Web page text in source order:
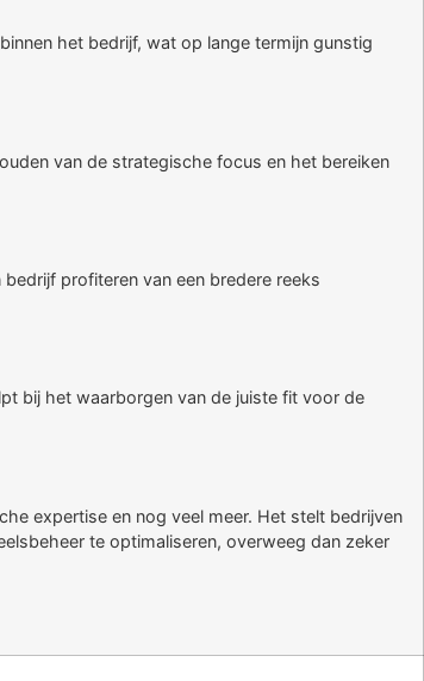
het bedrijf, wat op lange termijn gunstig
van de strategische focus en het bereiken
profiteren van een bredere reeks
bij het waarborgen van de juiste fit voor de
expertise en nog veel meer. Het stelt bedrijven
te optimaliseren, overweeg dan zeker